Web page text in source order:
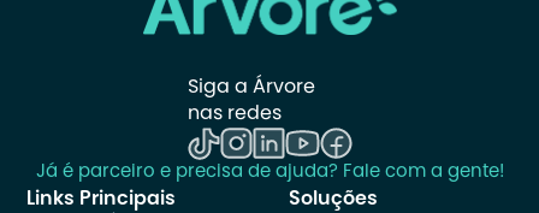
Siga a Árvore
nas redes
Já é parceiro e precisa de ajuda? Fale com a gente!
Links Principais Soluções